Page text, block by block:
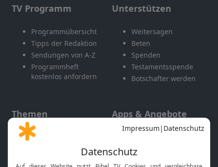
TV Programm
Programmübersicht
Tipps der Redaktion
Sendungen von A-Z
Programmheft
kostenlos anfordern
Unterstützen
Weitersagen
Beten
Spenden
Testamentsspende
Botschafter werden
Themen
Gott und Bibel erklärt
Apps & Angebote
Mobile App